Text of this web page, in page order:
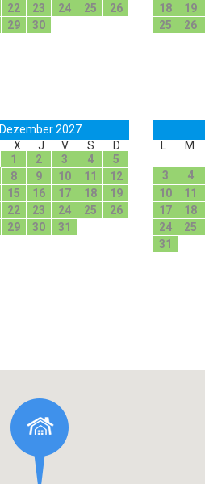
22 23 24 25
26
29 30
18
19
25
26
Dezember 2027
X J V S
D
1
2 3 4
5
8 9 10 11
12
15 16 17 18
19
22 23 24 25
26
29 30 31
M
3
4
10
11
17
18
24
25
31